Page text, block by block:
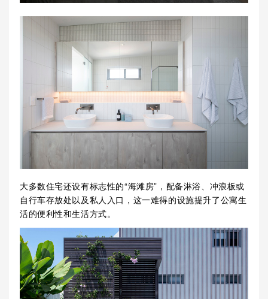
大多数住宅还设有标志性的“海滩房”，配备淋浴、冲浪板或
自行车存放处以及私人入口，这一难得的设施提升了公寓生
活的便利性和生活方式。